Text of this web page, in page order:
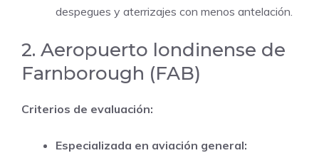
despegues y aterrizajes con menos antelación.
2. Aeropuerto londinense de
Farnborough (FAB)
Criterios de evaluación:
Especializada en aviación general: